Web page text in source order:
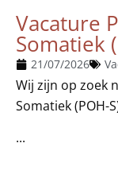
Vacature
Somatiek
21/07/2026
Wij zijn op zoek
Somatiek (POH-
...